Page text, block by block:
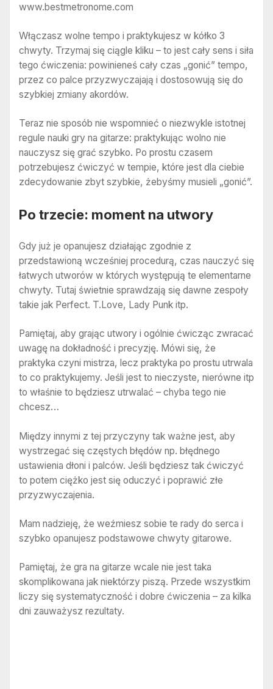
www.bestmetronome.com
Włączasz wolne tempo i praktykujesz w kółko 3
chwyty. Trzymaj się ciągle kliku – to jest cały sens i siła
tego ćwiczenia: powinieneś cały czas „gonić” tempo,
przez co palce przyzwyczajają i dostosowują się do
szybkiej zmiany akordów.
Teraz nie sposób nie wspomnieć o niezwykle istotnej
regule nauki gry na gitarze: praktykując wolno nie
nauczysz się grać szybko. Po prostu czasem
potrzebujesz ćwiczyć w tempie, które jest dla ciebie
zdecydowanie zbyt szybkie, żebyśmy musieli „gonić”.
Po trzecie: moment na utwory
Gdy już je opanujesz działając zgodnie z
przedstawioną wcześniej procedurą, czas nauczyć się
łatwych utworów w których występują te elementarne
chwyty. Tutaj świetnie sprawdzają się dawne zespoły
takie jak Perfect. T.Love, Lady Punk itp.
Pamiętaj, aby grając utwory i ogólnie ćwicząc zwracać
uwagę na dokładność i precyzję. Mówi się, że
praktyka czyni mistrza, lecz praktyka po prostu utrwala
to co praktykujemy. Jeśli jest to nieczyste, nierówne itp
to właśnie to będziesz utrwalać – chyba tego nie
chcesz…
Między innymi z tej przyczyny tak ważne jest, aby
wystrzegać się częstych błędów np. błędnego
ustawienia dłoni i palców. Jeśli będziesz tak ćwiczyć
to potem ciężko jest się oduczyć i poprawić złe
przyzwyczajenia.
Mam nadzieję, że weźmiesz sobie te rady do serca i
szybko opanujesz podstawowe chwyty gitarowe.
Pamiętaj, że gra na gitarze wcale nie jest taka
skomplikowana jak niektórzy piszą. Przede wszystkim
liczy się systematyczność i dobre ćwiczenia – za kilka
dni zauważysz rezultaty.